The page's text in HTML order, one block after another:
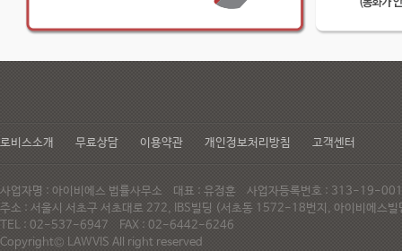
로비스소개 무료상담 이용약관 개인정보처리방침 고객센터
사업자명 : 아이비에스 법률사무소 대표 : 유정훈 사업자등록번호 : 313-19-
주소 : 서울시 서초구 서초대로 272, IBS빌딩 (서초동 1572-18번지, 아이비에스
TEL : 02-537-6947 FAX : 02-6442-6246
Copyright© LAWVIS All right reserved